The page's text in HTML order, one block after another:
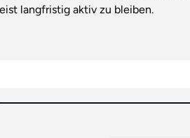
langfristig aktiv zu bleiben.